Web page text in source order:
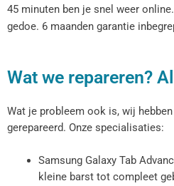
45 minuten ben je snel weer
gedoe. 6 maanden garantie
Wat we repareren?
Wat je probleem ook is, wij
gerepareerd. Onze specialisaties:
Samsung Galaxy Tab
kleine barst tot compleet